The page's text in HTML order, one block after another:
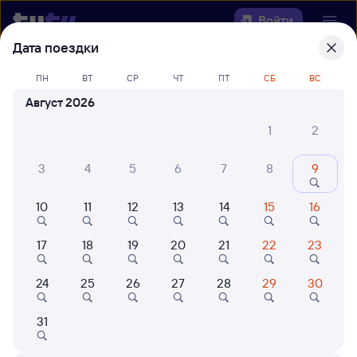
Войти
Выберите день, чтобы найтиж/д
билеты Серышево — Куйтун
Куда
Когда
Кто едет
Найти поезда
Дата поездки
ПН ВТ СР ЧТ ПТ СБ ВС
Август 2026
1
2
3 4 5 6 7 8 9
10 11 12 13 14 15 16
17 18 19 20 21 22 23
24 25 26 27 28 29 30
31